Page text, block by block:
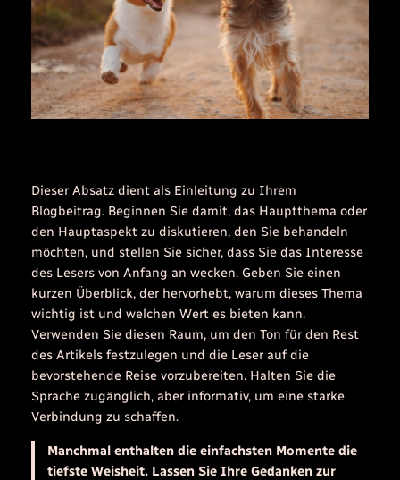
Dieser Absatz dient als Einleitung zu Ihrem
Blogbeitrag. Beginnen Sie damit, das Hauptthema oder
den Hauptaspekt zu diskutieren, den Sie behandeln
möchten, und stellen Sie sicher, dass Sie das Interesse
des Lesers von Anfang an wecken. Geben Sie einen
kurzen Überblick, der hervorhebt, warum dieses Thema
wichtig ist und welchen Wert es bieten kann.
Verwenden Sie diesen Raum, um den Ton für den Rest
des Artikels festzulegen und die Leser auf die
bevorstehende Reise vorzubereiten. Halten Sie die
Sprache zugänglich, aber informativ, um eine starke
Verbindung zu schaffen.
Manchmal enthalten die einfachsten Momente die
tiefste Weisheit. Lassen Sie Ihre Gedanken zur